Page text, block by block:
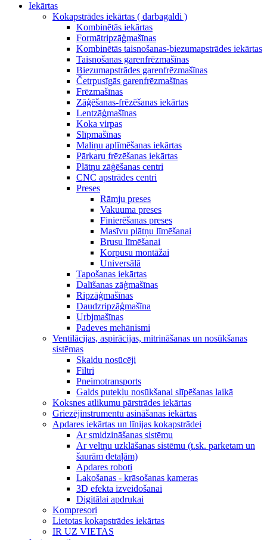
Iekārtas
Kokapstrādes iekārtas ( darbagaldi )
Kombinētās iekārtas
Formātripzāģmašīnas
Kombinētās taisnošanas-biezumapstrādes iekārtas
Taisnošanas garenfrēzmašīnas
Biezumapstrādes garenfrēzmašīnas
Četrpusīgās garenfrēzmašīnas
Frēzmašīnas
Zāģēšanas-frēzēšanas iekārtas
Lentzāģmašīnas
Koka virpas
Slīpmašīnas
Maliņu aplīmēšanas iekārtas
Pārkaru frēzēšanas iekārtas
Plātņu zāģēšanas centri
CNC apstrādes centri
Preses
Rāmju preses
Vakuuma preses
Finierēšanas preses
Masīvu plātņu līmēšanai
Brusu līmēšanai
Korpusu montāžai
Universālā
Tapošanas iekārtas
Dalīšanas zāģmašīnas
Ripzāģmašīnas
Daudzripzāģmašīna
Urbjmašīnas
Padeves mehānismi
Ventilācijas, aspirācijas, mitrināšanas un nosūkšanas
sistēmas
Skaidu nosūcēji
Filtri
Pneimotransports
Galds putekļu nosūkšanai slīpēšanas laikā
Koksnes atlikumu pārstrādes iekārtas
Griezējinstrumentu asināšanas iekārtas
Apdares iekārtas un līnijas kokapstrādei
Ar smidzināšanas sistēmu
Ar veltņu uzklāšanas sistēmu (t.sk. parketam un
šaurām detaļām)
Apdares roboti
Lakošanas - krāsošanas kameras
3D efekta izveidošanai
Digitālai apdrukai
Kompresori
Lietotas kokapstrādes iekārtas
IR UZ VIETAS